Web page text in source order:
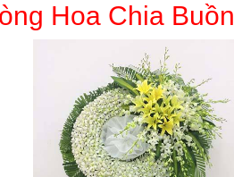
Hoa Chia